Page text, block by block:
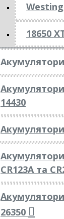
18650
Акумулятори
14430
CR123A та
26350